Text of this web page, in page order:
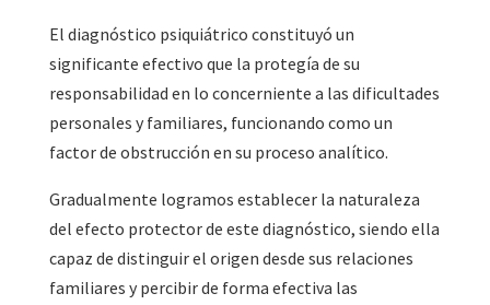
El diagnóstico psiquiátrico constituyó un
significante efectivo que la protegía de su
responsabilidad en lo concerniente a las dificultades
personales y familiares, funcionando como un
factor de obstrucción en su proceso analítico.
Gradualmente logramos establecer la naturaleza
del efecto protector de este diagnóstico, siendo ella
capaz de distinguir el origen desde sus relaciones
familiares y percibir de forma efectiva las